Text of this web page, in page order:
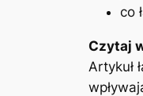
co
Czytaj
Artykuł